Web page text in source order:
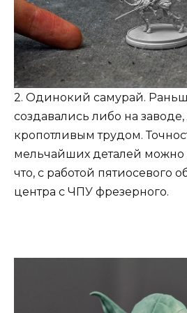
2. Одинокий самурай.
создавались либо на
кропотливым трудом.
мельчайших деталей можно
что, с работой пятиосевого
центра с ЧПУ фрезерного.